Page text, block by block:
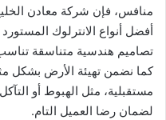
منافس، فإن شركة معادن
أفضل أنواع الانترلوك
تصاميم هندسية متناسقة
كما نضمن تهيئة الأرض بشكل
مستقبلية، مثل الهبوط أو
لضمان رضا العميل التام.